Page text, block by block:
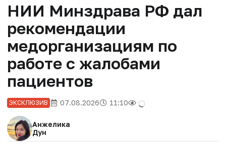
НИИ Минздрава РФ дал
рекомендации
медорганизациям по
работе с жалобами
пациентов
ЭКСКЛЮЗИВ 07.08.2026 11:10
Анжелика
Дун